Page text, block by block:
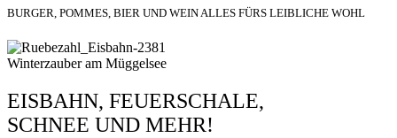
BURGER, POMMES, BIER UND WEIN ALLES FÜRS LEIBLICHE WOHL
Winterzauber am Müggelsee
EISBAHN, FEUERSCHALE,
SCHNEE UND MEHR!